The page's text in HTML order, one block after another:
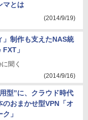
マとは
(2014/9/19)
」制作も支えたNAS統
」
聞く
(2014/9/16)
型”に、クラウド時代
おまかせ型VPN「オ
」